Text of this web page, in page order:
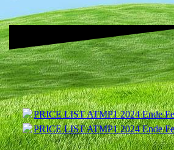
PRICE LIST ATMP1 2024 Ende
PRICE LIST ATMP1 2024 Ende